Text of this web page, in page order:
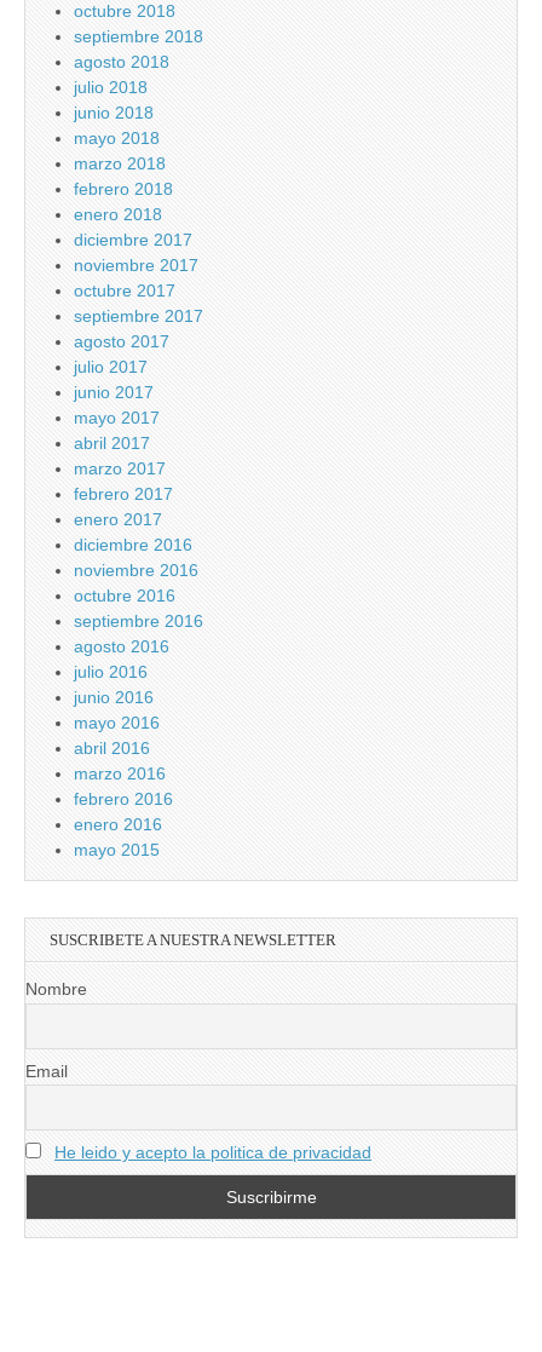
octubre 2018
septiembre 2018
agosto 2018
julio 2018
junio 2018
mayo 2018
marzo 2018
febrero 2018
enero 2018
diciembre 2017
noviembre 2017
octubre 2017
septiembre 2017
agosto 2017
julio 2017
junio 2017
mayo 2017
abril 2017
marzo 2017
febrero 2017
enero 2017
diciembre 2016
noviembre 2016
octubre 2016
septiembre 2016
agosto 2016
julio 2016
junio 2016
mayo 2016
abril 2016
marzo 2016
febrero 2016
enero 2016
mayo 2015
SUSCRIBETE A NUESTRA NEWSLETTER
Nombre
Email
He leido y acepto la politica de privacidad